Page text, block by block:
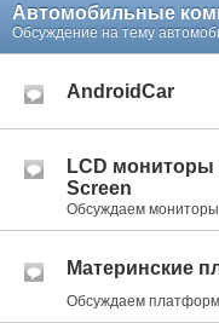
Автомобильные
Обсуждение на тему
AndroidCar
LCD мониторы
Screen
Обсуждаем мониторы
Материнские
Обсуждаем